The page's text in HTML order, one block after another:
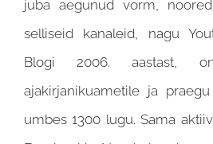
juba aegunud vorm,
selliseid kanaleid, nagu
Blogi 2006. aastast,
ajakirjanikuametile ja
umbes 1300 lugu. Sama